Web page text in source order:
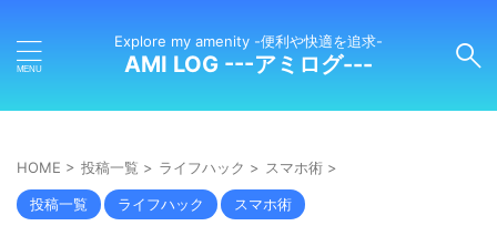
Explore my amenity -便利や快適を追求-
AMI LOG ---アミログ---
HOME > 投稿一覧 > ライフハック > スマホ術 >
投稿一覧 ライフハック スマホ術